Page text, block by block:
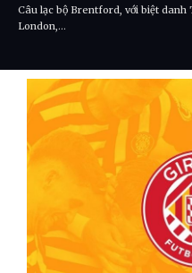
Câu lạc bộ Brentford, với biệt
London,…